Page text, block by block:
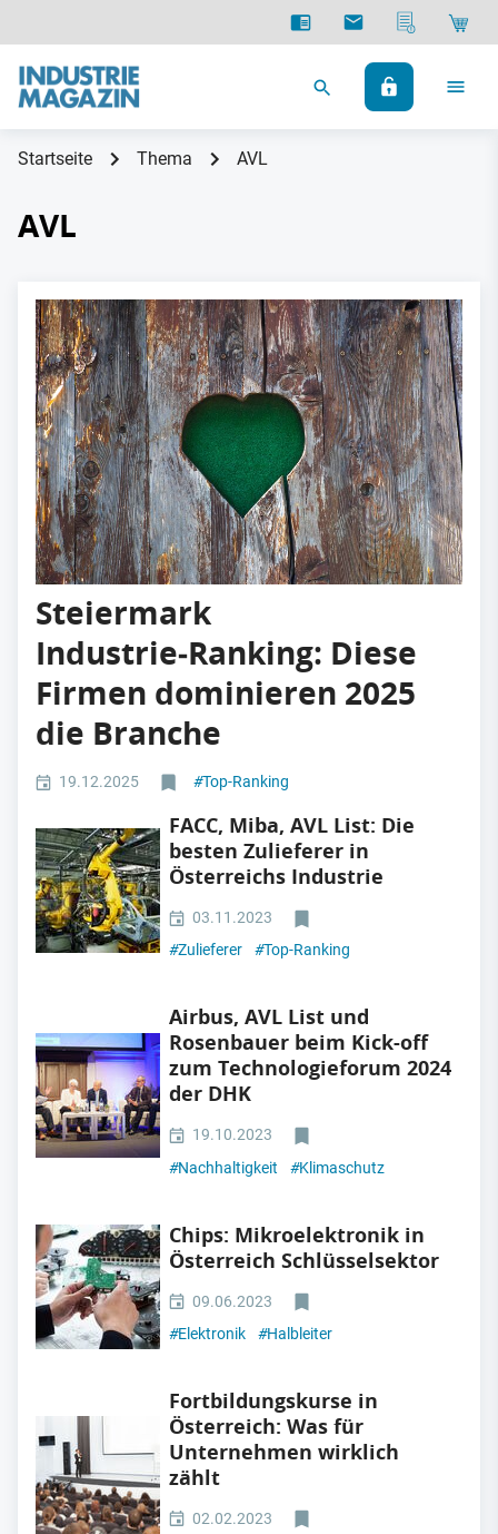
Startseite Thema AVL
AVL
Steiermark
Industrie‑Ranking: Diese
Firmen dominieren 2025
die Branche
19.12.2025 #Top-Ranking
FACC, Miba, AVL List: Die
besten Zulieferer in
Österreichs Industrie
03.11.2023
#Zulieferer #Top-Ranking
Airbus, AVL List und
Rosenbauer beim Kick-off
zum Technologieforum 2024
der DHK
19.10.2023
#Nachhaltigkeit #Klimaschutz
Chips: Mikroelektronik in
Österreich Schlüsselsektor
09.06.2023
#Elektronik #Halbleiter
Fortbildungskurse in
Österreich: Was für
Unternehmen wirklich
zählt
02.02.2023